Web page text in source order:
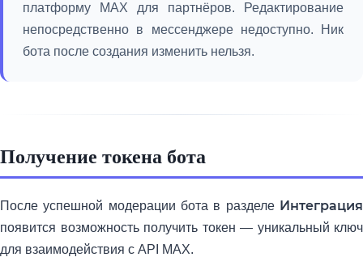
платформу MAX для партнёров. Редактирование
непосредственно в мессенджере недоступно. Ник
бота после создания изменить нельзя.
Получение токена бота
После успешной модерации бота в разделе Интеграция
появится возможность получить токен — уникальный ключ
для взаимодействия с API MAX.